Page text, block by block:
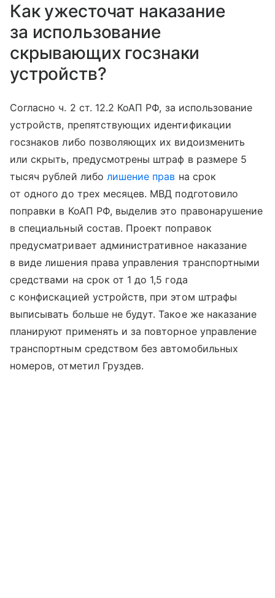
Как ужесточат наказание
за использование
скрывающих госзнаки
устройств?
Согласно ч. 2 ст. 12.2 КоАП РФ, за использование
устройств, препятствующих идентификации
госзнаков либо позволяющих их видоизменить
или скрыть, предусмотрены штраф в размере 5
тысяч рублей либо лишение прав на срок
от одного до трех месяцев. МВД подготовило
поправки в КоАП РФ, выделив это правонарушение
в специальный состав. Проект поправок
предусматривает административное наказание
в виде лишения права управления транспортными
средствами на срок от 1 до 1,5 года
с конфискацией устройств, при этом штрафы
выписывать больше не будут. Такое же наказание
планируют применять и за повторное управление
транспортным средством без автомобильных
номеров, отметил Груздев.